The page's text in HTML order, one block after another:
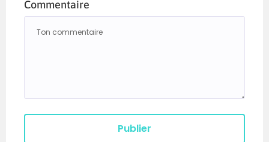
Commentaire